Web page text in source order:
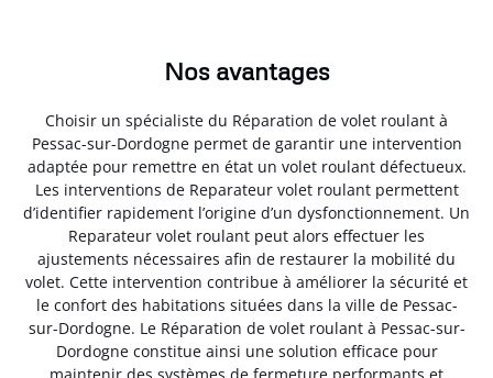
Nos avantages
Choisir un spécialiste du Réparation de volet roulant à
Pessac-sur-Dordogne permet de garantir une intervention
adaptée pour remettre en état un volet roulant défectueux.
Les interventions de Reparateur volet roulant permettent
d’identifier rapidement l’origine d’un dysfonctionnement. Un
Reparateur volet roulant peut alors effectuer les
ajustements nécessaires afin de restaurer la mobilité du
volet. Cette intervention contribue à améliorer la sécurité et
le confort des habitations situées dans la ville de Pessac-
sur-Dordogne. Le Réparation de volet roulant à Pessac-sur-
Dordogne constitue ainsi une solution efficace pour